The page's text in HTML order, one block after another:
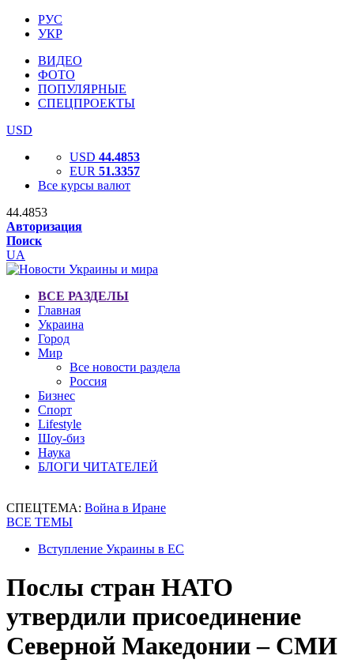
РУС
УКР
ВИДЕО
ФОТО
ПОПУЛЯРНЫЕ
СПЕЦПРОЕКТЫ
USD
USD 44.4853
EUR 51.3357
Все курсы валют
44.4853
Авторизация
Поиск
UA
ВСЕ РАЗДЕЛЫ
Главная
Украина
Город
Мир
Все новости раздела
Россия
Бизнес
Спорт
Lifestyle
Шоу-биз
Наука
БЛОГИ ЧИТАТЕЛЕЙ
СПЕЦТЕМА: Война в Иране
ВСЕ ТЕМЫ
Вступление Украины в ЕС
Послы стран НАТО
утвердили присоединение
Северной Македонии – СМИ